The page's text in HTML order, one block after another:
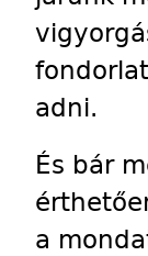
adni.
És bár
a